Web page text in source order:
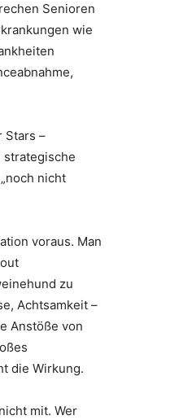
Senioren
wie
Stars –
strategische
nicht
voraus. Man
zu
Achtsamkeit –
Anstöße von
die Wirkung.
mit. Wer